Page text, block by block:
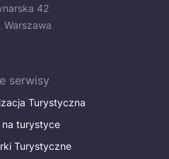
42
Warszawa
serwisy
Turystyczna
na turystyce
Turystyczne